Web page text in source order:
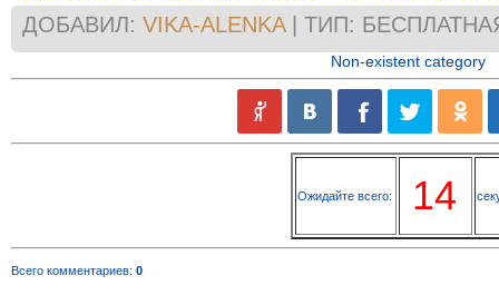
ДОБАВИЛ: VIKA-ALENKA| ТИП:
Non-existent category
Ожидайте всего: 13
Всего комментариев: 0